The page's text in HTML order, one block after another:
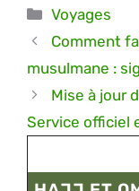
Catégories
Voyages
Comment
musulmane :
Mise à jour
Service officiel